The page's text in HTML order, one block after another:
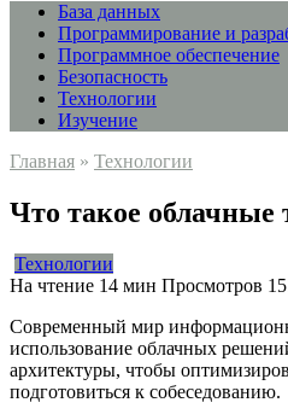
База данных
Программирование и
Программное обеспечение
Безопасность
Технологии
Изучение
Главная » Технологии
Что такое облачные
Технологии
На чтение 14 мин Просмотров
Современный мир
использование облачных
архитектуры, чтобы
подготовиться к собеседованию.